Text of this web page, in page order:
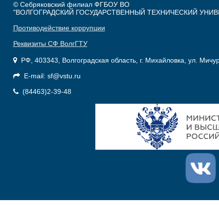
© Себряковский филиал ФГБОУ ВО
"ВОЛГОГРАДСКИЙ ГОСУДАРСТВЕННЫЙ ТЕХНИЧЕСКИЙ
Противодействие коррупции
Реквизиты СФ ВолгГТУ
РФ, 403343, Волгоградская область, г. Михайловка, ул.
E-mail: sf@vstu.ru
(84463)2-39-48